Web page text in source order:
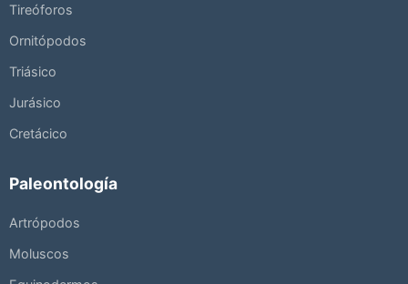
Tireóforos
Ornitópodos
Triásico
Jurásico
Cretácico
Paleontología
Artrópodos
Moluscos